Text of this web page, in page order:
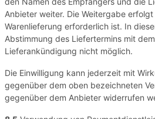
Anbieter weiter. Die Weitergabe
Warenlieferung erforderlich ist. In
Abstimmung des Liefertermins mit
Lieferankündigung nicht möglich.
Die Einwilligung kann jederzeit mit
gegenüber dem oben bezeichneten
gegenüber dem Anbieter widerrufen